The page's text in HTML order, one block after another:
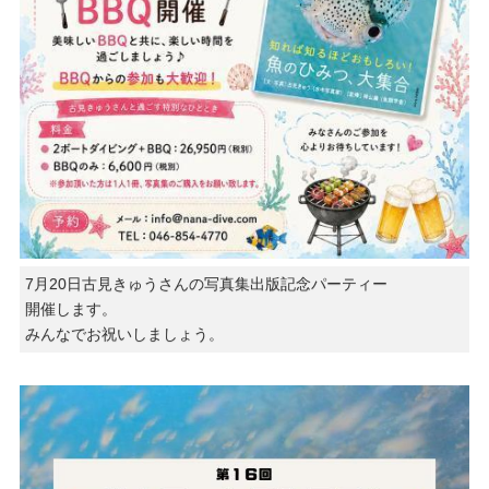
7月20日古見きゅうさんの写真集出版記念パーティー
開催します。
みんなでお祝いしましょう。